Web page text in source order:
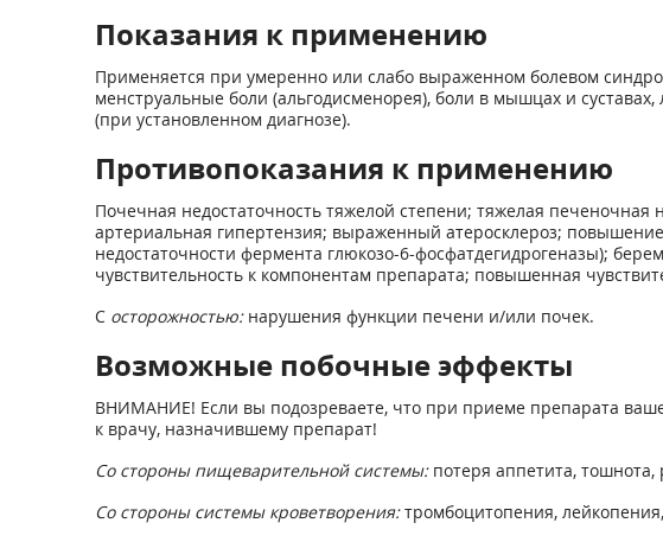
Показания к применению
Применяется при умеренно или слабо выраженном болевом
менструальные боли (альгодисменорея), боли в мышцах и
(при установленном диагнозе).
Противопоказания к применению
Почечная недостаточность тяжелой степени; тяжелая
артериальная гипертензия; выраженный атеросклероз;
недостаточности фермента глюкозо-6-фосфатдегидрогеназы);
чувствительность к компонентам препарата; повышенная
С осторожностью:нарушения функции печени и/или почек.
Возможные побочные эффекты
ВНИМАНИЕ! Если вы подозреваете, что при приеме препарата
к врачу, назначившему препарат!
Со стороны пищеварительной системы: потеря аппетита, тошнота,
Со стороны системы кроветворения:тромбоцитопения,